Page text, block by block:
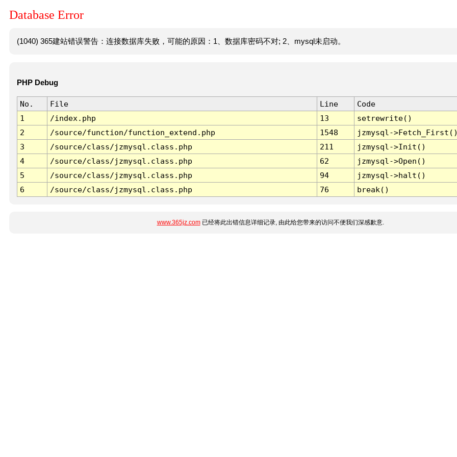
Database Error
(1040) 365建站错误警告：连接数据库失败，可能的原因：1、数据库密码不对; 2、mysql未启动。
PHP Debug
No. File Line
Code
1
/index.php 13
setrewrite()
2
/source/function/function_extend.php 1548
jzmysql-
3
/source/class/jzmysql.class.php 211
jzmysql->Init()
4
/source/class/jzmysql.class.php 62
jzmysql->Open()
5
/source/class/jzmysql.class.php 94
jzmysql->halt()
6
/source/class/jzmysql.class.php 76 break()
www.365jz.com已经将此出错信息详细记录, 由此给您带来的访问不便我们深感歉意.